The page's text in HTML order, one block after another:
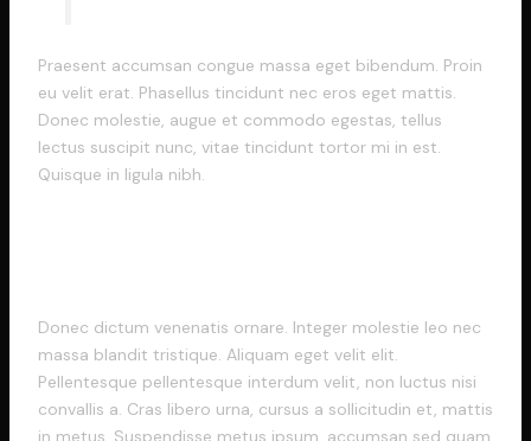
Praesent accumsan congue massa eget bibendum. Proin
eu velit erat. Phasellus tincidunt nec eros eget mattis.
Donec molestie, augue et commodo egestas, tellus
lectus suscipit nunc, vitae tincidunt tortor mi in est.
Quisque in ligula nibh.
Donec dictum venenatis ornare. Integer molestie leo nec
massa blandit tristique. Aliquam eget velit elit.
Pellentesque pellentesque interdum velit, non luctus nisi
convallis a. Cras libero urna, cursus a sollicitudin et, mattis
in metus. Suspendisse metus ipsum, accumsan sed quam